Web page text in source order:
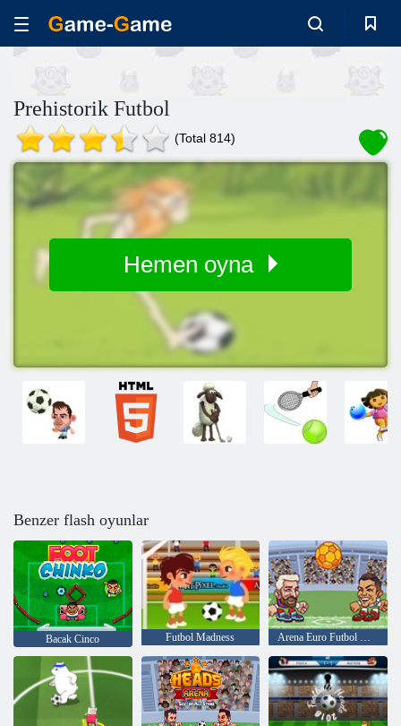
Prehistorik Futbol
(Total 814)
Hemen oyna
Benzer flash oyunlar
Bacak Cinco Futbol Madness Arena Euro Futbol Heads